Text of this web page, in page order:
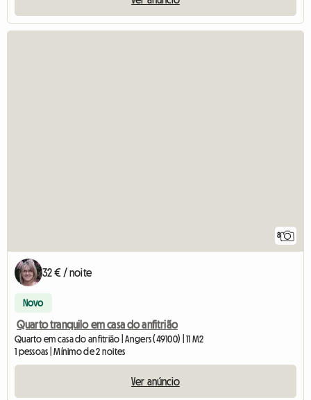
8
32 € / noite
Novo
Quarto tranquilo em casa do anfitrião
Quarto em casa do anfitrião | Angers (49100) | 11 M2
1 pessoas | Mínimo de 2 noites
Ver anúncio